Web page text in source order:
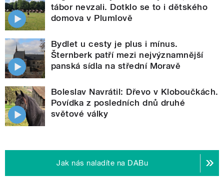
tábor nevzali. Dotklo se to i dětského
domova v Plumlově
Bydlet u cesty je plus i mínus.
Šternberk patří mezi nejvýznamnější
panská sídla na střední Moravě
Boleslav Navrátil: Dřevo v Kloboučkách.
Povídka z posledních dnů druhé
světové války
Jak nás naladíte na DABu